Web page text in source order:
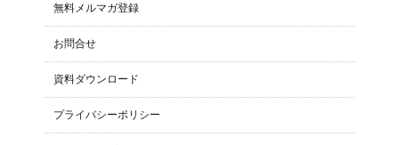
無料メルマガ登録
お問合せ
資料ダウンロード
プライバシーポリシー